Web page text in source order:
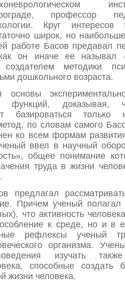
профессор
Круг
широк, но
работе Басов предавал
он иначе ее называл
методики
дошкольного возраста.
основы
функций, доказывая,
базироваться
по словам самого
ко всем формам
ввел в научный
общее понимание
труда в жизни
предлагал
Причем ученый
что активность
к среде, но и в
рефлексы ученый
организма.
изучать
способные создать
жизни человека.